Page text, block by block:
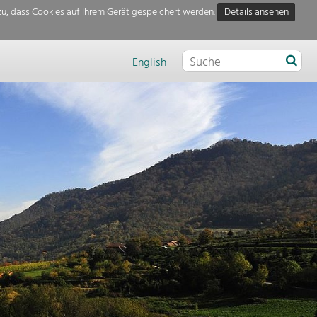
dass Cookies auf Ihrem Gerät gespeichert werden.
Details ansehen
English